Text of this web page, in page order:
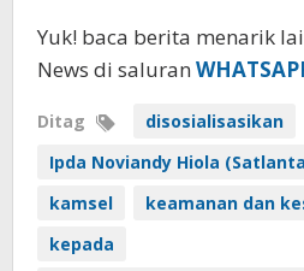
Yuk! baca berita menarik
News di saluran
Ditag
disosialisasikan
Ipda Noviandy Hiola
kamsel
keamanan dan
kepada